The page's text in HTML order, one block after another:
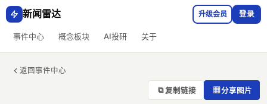
新闻雷达
事件中心 概念板块 AI投研 关于
升级会员 登录
返回事件中心
⧉ 复制链接 ▦分享图片